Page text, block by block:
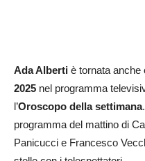
Ada Alberti è tornata anche
2025 nel programma
l’Oroscopo della settimana
programma del mattino di
Panicucci e Francesco